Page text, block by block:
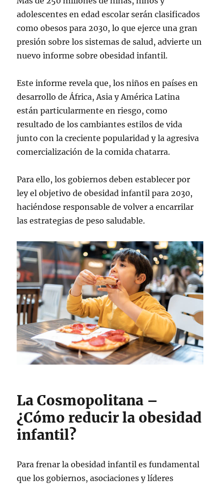
adolescentes en edad escolar serán clasificados
como obesos para 2030, lo que ejerce una gran
presión sobre los sistemas de salud, advierte un
nuevo informe sobre obesidad infantil.
Este informe revela que, los niños en países en
desarrollo de África, Asia y América Latina
están particularmente en riesgo, como
resultado de los cambiantes estilos de vida
junto con la creciente popularidad y la agresiva
comercialización de la comida chatarra.
Para ello, los gobiernos deben establecer por
ley el objetivo de obesidad infantil para 2030,
haciéndose responsable de volver a encarrilar
las estrategias de peso saludable.
La Cosmopolitana –
¿Cómo reducir la obesidad
infantil?
Para frenar la obesidad infantil es fundamental
que los gobiernos, asociaciones y líderes